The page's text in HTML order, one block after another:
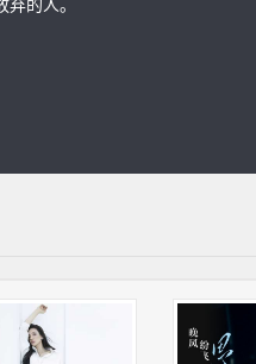
弃的人。